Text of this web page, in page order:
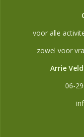
voor alle
zowel voor
Arrie
06-